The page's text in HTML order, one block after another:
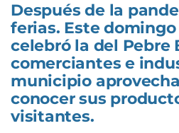
Después de la
ferias. Este
celebró la del Pebre
comerciantes e
municipio
conocer sus
visitantes.